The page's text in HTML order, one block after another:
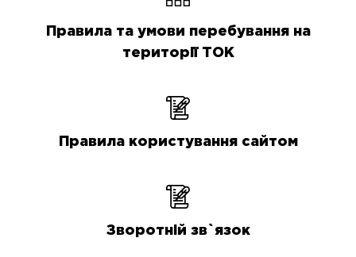
Правила та умови перебування на
території ТОК
Правила користування сайтом
Зворотній зв`язок